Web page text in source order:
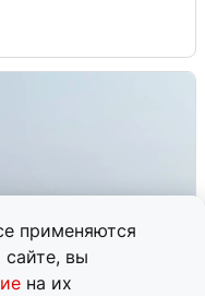
применяются
вы
на их